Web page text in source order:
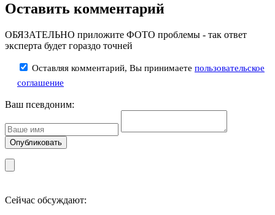
Оставить комментарий
ОБЯЗАТЕЛЬНО приложите ФОТО проблемы - так ответ
эксперта будет гораздо точней
Оставляя комментарий, Вы принимаете пользовательское
соглашение
Ваш псевдоним:
Сейчас обсуждают: